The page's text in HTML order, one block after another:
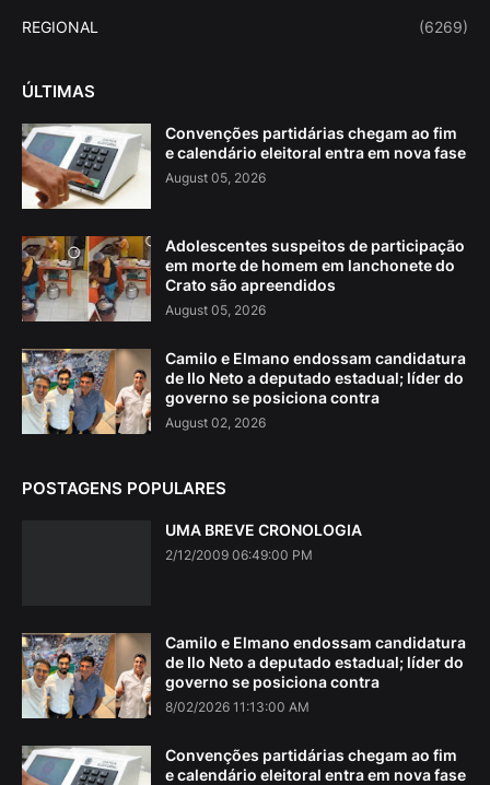
REGIONAL (6269)
ÚLTIMAS
Convenções partidárias chegam ao fim
e calendário eleitoral entra em nova fase
August 05, 2026
Adolescentes suspeitos de participação
em morte de homem em lanchonete do
Crato são apreendidos
August 05, 2026
Camilo e Elmano endossam candidatura
de Ilo Neto a deputado estadual; líder do
governo se posiciona contra
August 02, 2026
POSTAGENS POPULARES
UMA BREVE CRONOLOGIA
2/12/2009 06:49:00 PM
Camilo e Elmano endossam candidatura
de Ilo Neto a deputado estadual; líder do
governo se posiciona contra
8/02/2026 11:13:00 AM
Convenções partidárias chegam ao fim
e calendário eleitoral entra em nova fase